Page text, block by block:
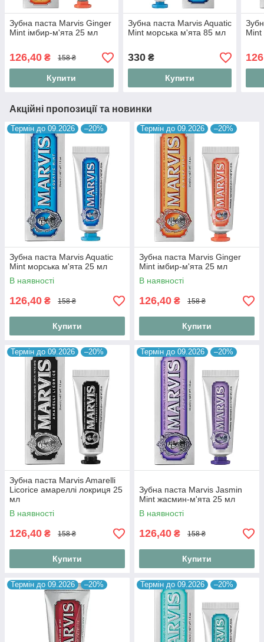
Зубна паста Marvis Ginger
Mint імбир-м'ята 25 мл
126,40 ₴ 158 ₴
Купити
Зубна паста Marvis Aquatic
Mint морська м'ята 85 мл
330₴
Купити
Акційні пропозиції та новинки
Термін до 09.2026 –20%
Зубна паста Marvis Aquatic
Mint морська м'ята 25 мл
В наявності
126,40 ₴ 158 ₴
Купити
Термін до 09.2026 –20%
Зубна паста Marvis Ginger
Mint імбир-м'ята 25 мл
В наявності
126,40 ₴ 158 ₴
Купити
Термін до 09.2026 –20%
Зубна паста Marvis Amarelli
Licorice амареллі локриця 25
мл
В наявності
126,40 ₴ 158 ₴
Купити
Термін до 09.2026 –20%
Зубна паста Marvis Jasmin
Mint жасмин-м'ята 25 мл
В наявності
126,40 ₴ 158 ₴
Купити
Термін до 09.2026 –20% Термін до 09.2026 –20%